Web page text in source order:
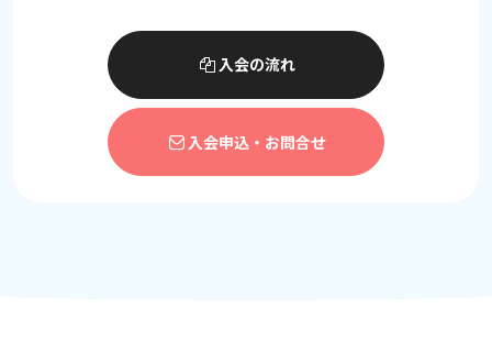
入会の流れ
入会申込・お問合せ